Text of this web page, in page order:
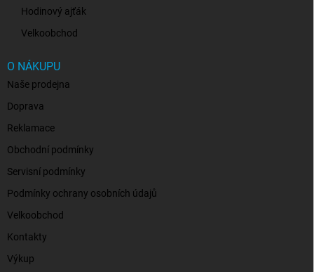
Hodinový ajťák
Velkoobchod
O NÁKUPU
Naše prodejna
Doprava
Reklamace
Obchodní podmínky
Servisní podmínky
Podmínky ochrany osobních údajů
Velkoobchod
Kontakty
Výkup